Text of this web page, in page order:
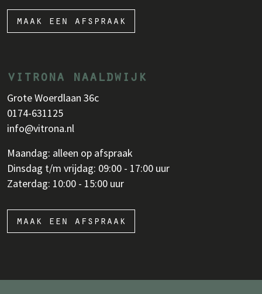
maak een afspraak
vitrona naaldwijk
Grote Woerdlaan 36c
0174-631125
info@vitrona.nl
Maandag: alleen op afspraak
Dinsdag t/m vrijdag: 09:00 - 17:00 uur
Zaterdag: 10:00 - 15:00 uur
maak een afspraak